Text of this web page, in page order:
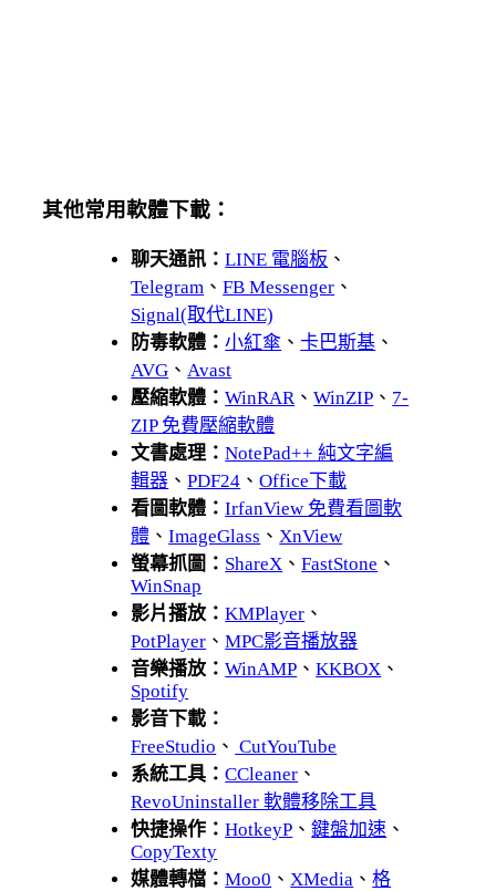
其他常用軟體下載：
聊天通訊：LINE 電腦板 、
Telegram 、FB Messenger 、
Signal(取代LINE)
防毒軟體：小紅傘 、卡巴斯基 、
AVG 、 Avast
壓縮軟體：WinRAR 、WinZIP 、 7-
ZIP 免費壓縮軟體
文書處理：NotePad++ 純文字編
輯器 、PDF24 、Office下載
看圖軟體：IrfanView 免費看圖軟
體 、ImageGlass 、 XnView
螢幕抓圖： ShareX 、FastStone 、
WinSnap
影片播放：KMPlayer 、
PotPlayer 、MPC影音播放器
音樂播放：WinAMP 、KKBOX 、
Spotify
影音下載：
FreeStudio 、 CutYouTube
系統工具：CCleaner 、
RevoUninstaller 軟體移除工具
快捷操作：HotkeyP 、鍵盤加速 、
CopyTexty
媒體轉檔：Moo0 、 XMedia 、格